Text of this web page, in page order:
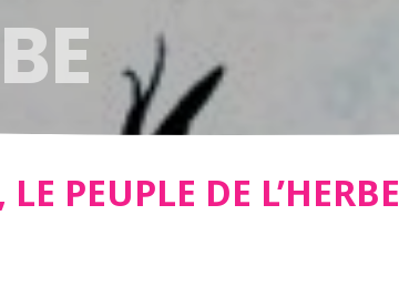
PEUPLE DE L’HERBE